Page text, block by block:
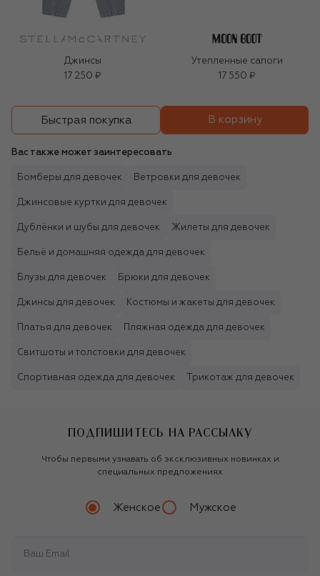
Джинсы
17 250 ₽
Утепленные сапоги
17 550 ₽
Быстрая покупка В корзину
Вас также может заинтересовать
Бомберы для девочек Ветровки для девочек
Джинсовые куртки для девочек
Дублёнки и шубы для девочек Жилеты для девочек
Бельё и домашняя одежда для девочек
Блузы для девочек Брюки для девочек
Джинсы для девочек Костюмы и жакеты для девочек
Платья для девочек Пляжная одежда для девочек
Свитшоты и толстовки для девочек
Спортивная одежда для девочек Трикотаж для девочек
ПОДПИШИТЕСЬ НА РАССЫЛКУ
Чтобы первыми узнавать об эксклюзивных новинках и
специальных предложениях
Женское Мужское